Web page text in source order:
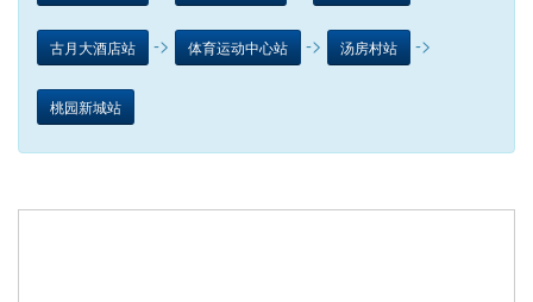
古月大酒店站 -> 体育运动中心站 -> 汤房村站 ->
桃园新城站